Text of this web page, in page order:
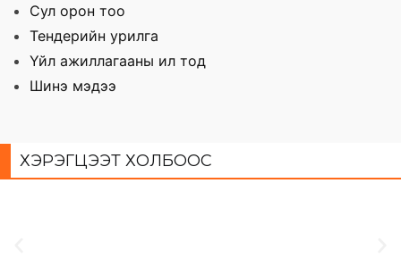
Сул орон тоо
Тендерийн урилга
Үйл ажиллагааны ил тод
Шинэ мэдээ
ХЭРЭГЦЭЭТ ХОЛБООС